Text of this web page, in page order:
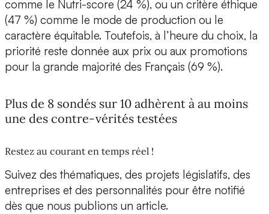
comme le Nutri-score (24 %), ou un critère éthique
(47 %) comme le mode de production ou le
caractère équitable. Toutefois, à l’heure du choix, la
priorité reste donnée aux prix ou aux promotions
pour la grande majorité des Français (69 %).
Plus de 8 sondés sur 10 adhèrent à au moins
une des contre-vérités testées
Restez au courant en temps réel !
Suivez des thématiques, des projets législatifs, des
entreprises et des personnalités pour être notifié
dès que nous publions un article.